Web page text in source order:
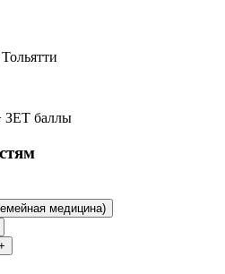
науки
работа
Тольятти
ЗЕТ баллы
медицина)